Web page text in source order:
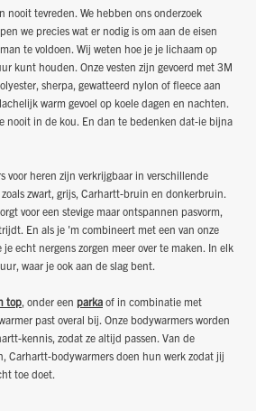
nooit tevreden. We hebben ons onderzoek
we precies wat er nodig is om aan de eisen
te voldoen. Wij weten hoe je je lichaam op
kunt houden. Onze vesten zijn gevoerd met 3M
sherpa, gewatteerd nylon of fleece aan
warm gevoel op koele dagen en nachten.
nooit in de kou. En dan te bedenken dat-ie bijna
voor heren zijn verkrijgbaar in verschillende
zwart, grijs, Carhartt-bruin en donkerbruin.
voor een stevige maar ontspannen pasvorm,
En als je 'm combineert met een van onze
je echt nergens zorgen meer over te maken. In elk
waar je ook aan de slag bent.
top, onder een parka of in combinatie met
past overal bij. Onze bodywarmers worden
kennis, zodat ze altijd passen. Van de
Carhartt-bodywarmers doen hun werk zodat jij
toe doet.